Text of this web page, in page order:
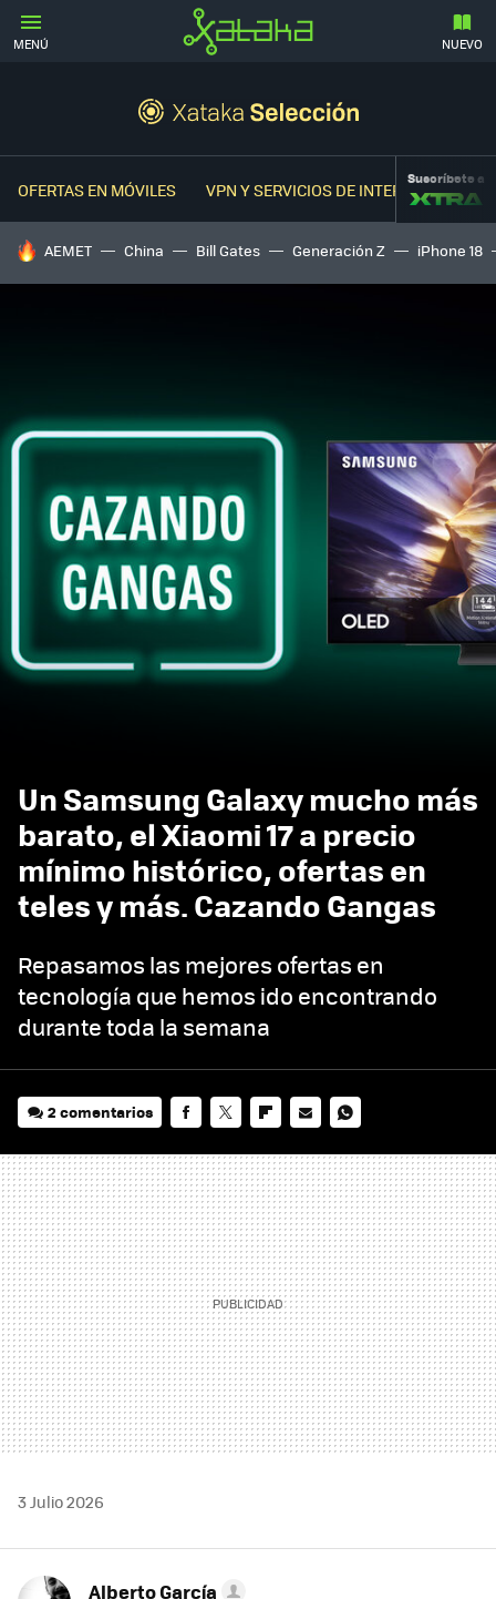
MENÚ NUEVO
OFERTAS EN MÓVILES VPN Y SERVICIOS DE INTERNETSuscríbete a
HOY SE HABLA DE
AEMET China Bill Gates Generación Z iPhone 18
Un Samsung Galaxy mucho más
barato, el Xiaomi 17 a precio
mínimo histórico, ofertas en
teles y más. Cazando Gangas
Repasamos las mejores ofertas en
tecnología que hemos ido encontrando
durante toda la semana
2 comentarios
MAIL
3 Julio 2026
Alberto García